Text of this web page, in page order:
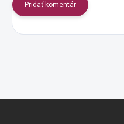
Pridať komentár